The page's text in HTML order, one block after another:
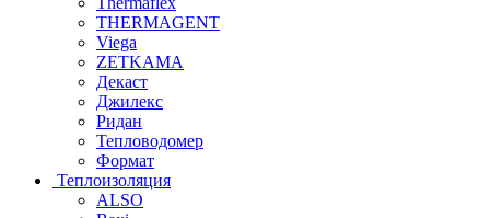
THERMAGENT
Viega
ZETKAMA
Декаст
Джилекс
Ридан
Тепловодомер
Формат
Теплоизоляция
ALSO